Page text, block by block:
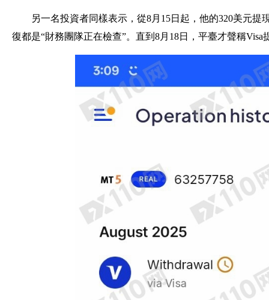
另一名投資者同樣表示，從8月15日起，他的320美元
復都是“財務團隊正在檢查”。直到8月18日，平臺才聲稱